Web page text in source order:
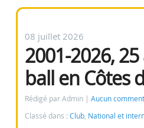
08 juillet 2026
2001-2026,
ball en Côtes
Rédigé par Admin
Aucun
Classé dans : Club, National et